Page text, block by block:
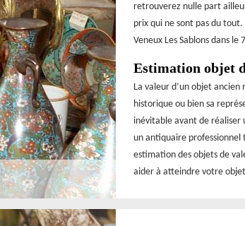
retrouverez nulle part
prix qui ne sont pas du tout.
Veneux Les Sablons dans
Estimation objet
La valeur d’un objet
historique ou bien sa
inévitable avant de réaliser
un antiquaire professionnel
estimation des objets de
aider à atteindre votre